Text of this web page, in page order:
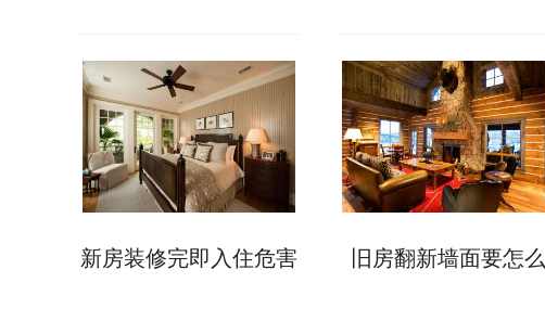
新房装修完即入住危害
旧房翻新墙面要怎么